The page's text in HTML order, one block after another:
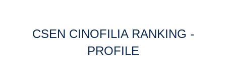
CSEN CINOFILIA RANKING -
PROFILE